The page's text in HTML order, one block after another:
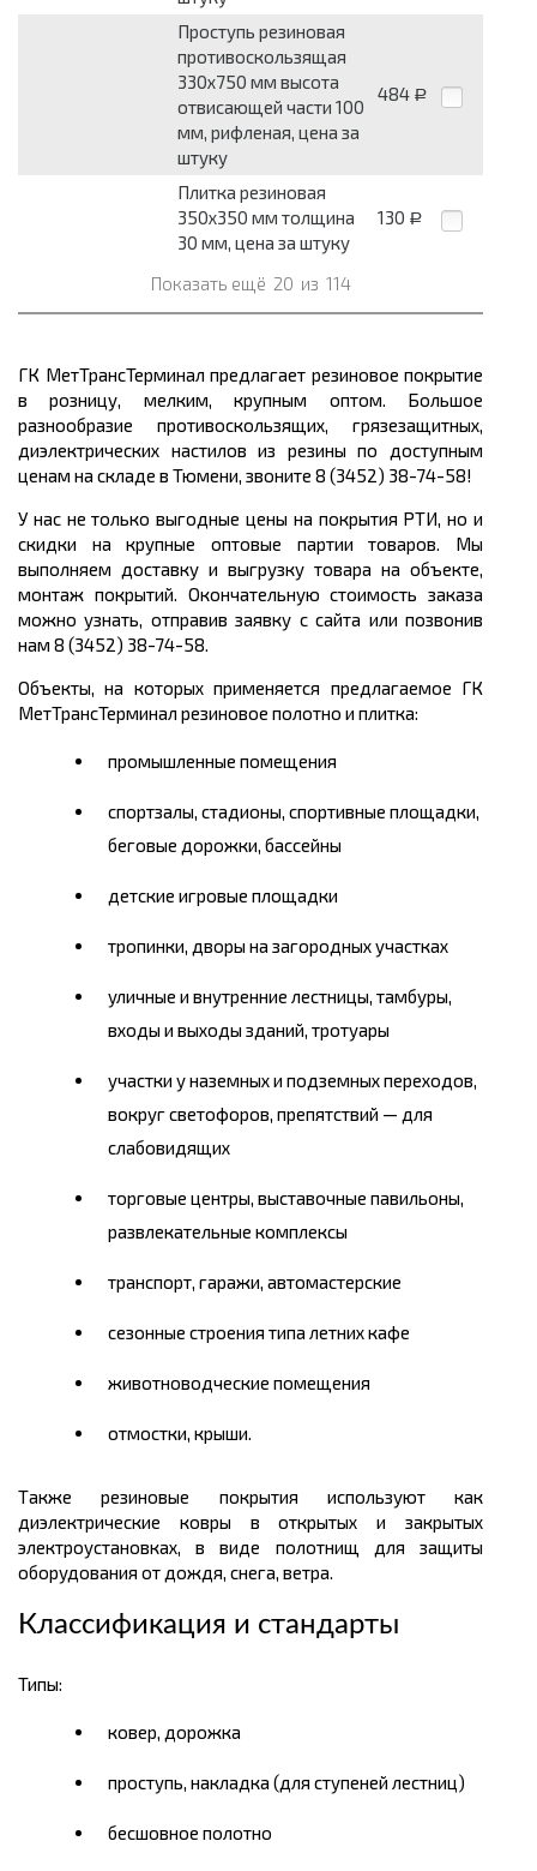
Проступь резиновая
противоскользящая
330x750 мм высота
отвисающей части 100
мм, рифленая, цена за
штуку
484 Р
Плитка резиновая
350x350 мм толщина
30 мм, цена за штуку
130 Р
Показать ещё 20 из 114
ГК МетТрансТерминал предлагает резиновое покрытие
в розницу, мелким, крупным оптом. Большое
разнообразие противоскользящих, грязезащитных,
диэлектрических настилов из резины по доступным
ценам на складе в Тюмени, звоните 8 (3452) 38-74-58!
У нас не только выгодные цены на покрытия РТИ, но и
скидки на крупные оптовые партии товаров. Мы
выполняем доставку и выгрузку товара на объекте,
монтаж покрытий. Окончательную стоимость заказа
можно узнать, отправив заявку с сайта или позвонив
нам 8 (3452) 38-74-58.
Объекты, на которых применяется предлагаемое ГК
МетТрансТерминал резиновое полотно и плитка:
промышленные помещения
спортзалы, стадионы, спортивные площадки,
беговые дорожки, бассейны
детские игровые площадки
тропинки, дворы на загородных участках
уличные и внутренние лестницы, тамбуры,
входы и выходы зданий, тротуары
участки у наземных и подземных переходов,
вокруг светофоров, препятствий — для
слабовидящих
торговые центры, выставочные павильоны,
развлекательные комплексы
транспорт, гаражи, автомастерские
сезонные строения типа летних кафе
животноводческие помещения
отмостки, крыши.
Также резиновые покрытия используют как
диэлектрические ковры в открытых и закрытых
электроустановках, в виде полотнищ для защиты
оборудования от дождя, снега, ветра.
Классификация и стандарты
Типы:
ковер, дорожка
проступь, накладка (для ступеней лестниц)
бесшовное полотно